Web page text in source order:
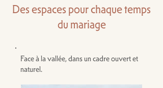
Des espaces pour chaque temps
du mariage
Face à la vallée, dans un cadre ouvert et
naturel.